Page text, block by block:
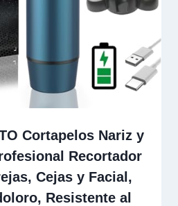
Cortapelos Nariz y
Recortador
Cejas y Facial,
Resistente al